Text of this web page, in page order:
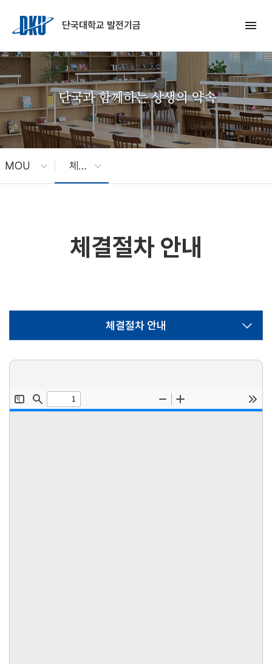
단국대학교 발전기금
menu
MOU 체결절차 안내
체결절차 안내
체결절차 안내